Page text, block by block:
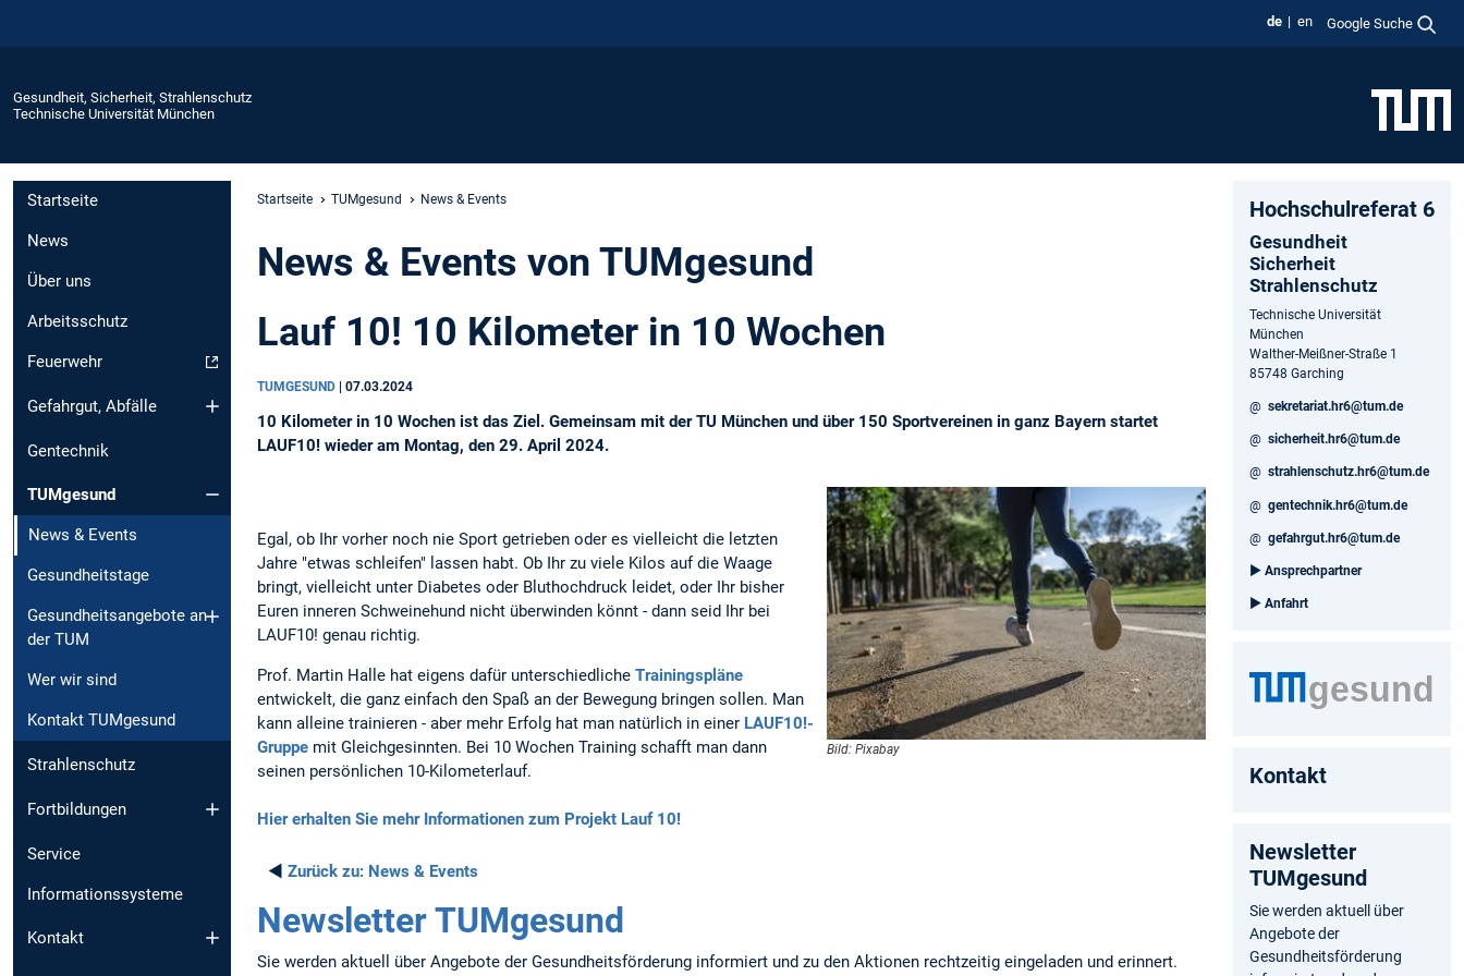
de en Google Suche
Gesundheit, Sicherheit, Strahlenschutz
Technische Universität München
Startseite
News
Über uns
Arbeitsschutz
Feuerwehr
Gefahrgut, Abfälle
Gentechnik
TUMgesund
News & Events
Gesundheitstage
Gesundheitsangebote an
der TUM
Wer wir sind
Kontakt TUMgesund
Strahlenschutz
Fortbildungen
Service
Informationssysteme
Kontakt
Startseite TUMgesund News & Events
News & Events von TUMgesund
Lauf 10! 10 Kilometer in 10 Wochen
TUMGESUND | 07.03.2024
10 Kilometer in 10 Wochen ist das Ziel. Gemeinsam mit der TU München und über 150 Sportvereinen in ganz Bayern startet
LAUF10! wieder am Montag, den 29. April 2024.
Bild: Pixabay
Egal, ob Ihr vorher noch nie Sport getrieben oder es vielleicht die letzten
Jahre "etwas schleifen" lassen habt. Ob Ihr zu viele Kilos auf die Waage
bringt, vielleicht unter Diabetes oder Bluthochdruck leidet, oder Ihr bisher
Euren inneren Schweinehund nicht überwinden könnt - dann seid Ihr bei
LAUF10! genau richtig.
Prof. Martin Halle hat eigens dafür unterschiedliche Trainingspläne
entwickelt, die ganz einfach den Spaß an der Bewegung bringen sollen. Man
kann alleine trainieren - aber mehr Erfolg hat man natürlich in einer LAUF10!-
Gruppe mit Gleichgesinnten. Bei 10 Wochen Training schafft man dann
seinen persönlichen 10-Kilometerlauf.
Hier erhalten Sie mehr Informationen zum Projekt Lauf 10!
◄ Zurück zu: News & Events
Newsletter TUMgesund
Sie werden aktuell über Angebote der Gesundheitsförderung informiert und zu den Aktionen rechtzeitig eingeladen und erinnert.
Hochschulreferat 6
Gesundheit
Sicherheit
Strahlenschutz
Technische Universität
München
Walther-Meißner-Straße 1
85748 Garching
@ sekretariat.hr6@tum.de
@ sicherheit.hr6@tum.de
@ strahlenschutz.hr6@tum.de
@ gentechnik.hr6@tum.de
@ gefahrgut.hr6@tum.de
► Ansprechpartner
► Anfahrt
Kontakt
Newsletter
TUMgesund
Sie werden aktuell über
Angebote der
Gesundheitsförderung